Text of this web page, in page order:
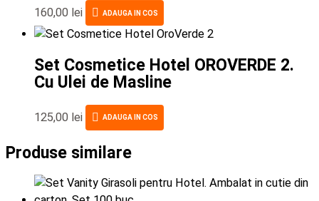
160,00 lei ADAUGA IN COS
Set Cosmetice Hotel OROVERDE 2.
Cu Ulei de Masline
125,00 lei ADAUGA IN COS
Produse similare